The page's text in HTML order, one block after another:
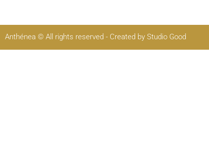
Anthénea © All rights reserved - Created by Studio Good